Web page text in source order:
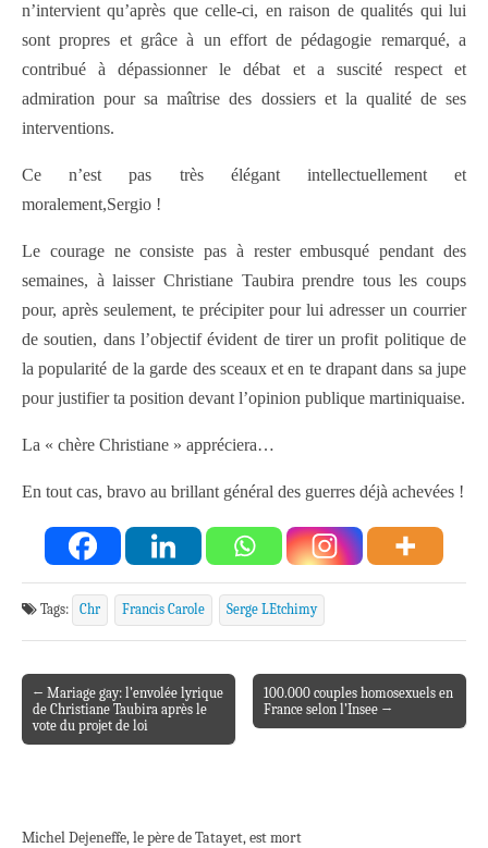
n’intervient qu’après que celle-ci, en raison de qualités qui lui
sont propres et grâce à un effort de pédagogie remarqué, a
contribué à dépassionner le débat et a suscité respect et
admiration pour sa maîtrise des dossiers et la qualité de ses
interventions.
Ce n’est pas très élégant intellectuellement et
moralement,Sergio !
Le courage ne consiste pas à rester embusqué pendant des
semaines, à laisser Christiane Taubira prendre tous les coups
pour, après seulement, te précipiter pour lui adresser un courrier
de soutien, dans l’objectif évident de tirer un profit politique de
la popularité de la garde des sceaux et en te drapant dans sa jupe
pour justifier ta position devant l’opinion publique martiniquaise.
La « chère Christiane » appréciera…
En tout cas, bravo au brillant général des guerres déjà achevées !
Tags: Chr Francis Carole Serge LEtchimy
Post navigation
← Mariage gay: l’envolée lyrique
de Christiane Taubira après le
vote du projet de loi
100.000 couples homosexuels en
France selon l’Insee →
Michel Dejeneffe, le père de Tatayet, est mort